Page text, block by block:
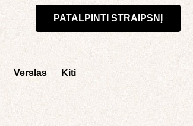
PATALPINTI STRAIPSNĮ
Verslas Kiti